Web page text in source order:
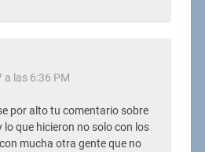
las 6:36 PM
por alto tu comentario sobre
lo que hicieron no solo con los
mucha otra gente que no